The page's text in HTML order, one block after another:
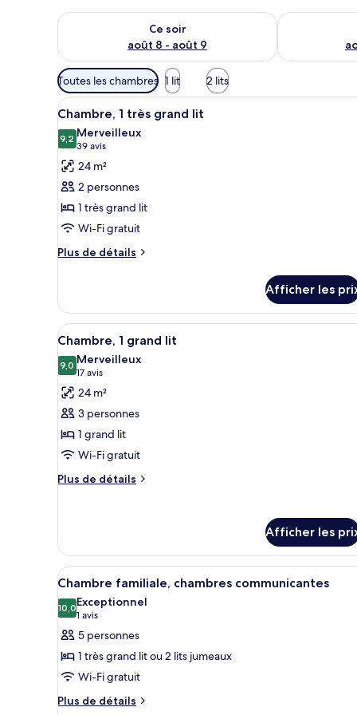
Ce soir
août 8 - août 9
Vérifier la disponibilité pour ce soir août 8 - août 9
Vérifier la
Filtres
disponibles
pour
les
chambres
Toutes les chambres 1 lit 2 lits
Afficher
toutes
les
photos
pour
ce
type
de
chambre :
très
grand
lit
Une chambre d’hôtel avec
7
Chambre, 1 très grand lit
9,29,2 sur 10
Merveilleux
39 avis
(39 avis)
24 m²
2 personnes
1 très grand lit
Wi-Fi gratuit
Plus de détails
Plus
Chambre,
très
grand
lit
Afficher les
Afficher
toutes
les
photos
pour
ce
type
de
chambre :
lit
Une chambre d’hôtel
7
Chambre, 1 grand lit
9,09,0 sur 10
Merveilleux
17 avis
(17 avis)
24 m²
3 personnes
1 grand lit
Wi-Fi gratuit
Plus de détails
Plus
1
grand
lit
Afficher les
Afficher
toutes
les
photos
pour
ce
type
de
Une chambre d’hôtel avec
8
Chambre familiale, chambres communicantes
10,010,0 sur 10
Exceptionnel
1 avis
(1 avis)
5 personnes
1 très grand lit ou 2 lits jumeaux
Wi-Fi gratuit
Plus de détails
Plus